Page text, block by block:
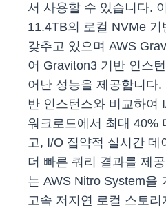
서 사용할 수 있습니다.
11.4TB의 로컬 NVMe
갖추고 있으며 AWS
어 Graviton3 기반 인스
어난 성능을 제공합니다.
반 인스턴스와 비교하여
워크로드에서 최대 40%
고, I/O 집약적 실시간
더 빠른 쿼리 결과를 제
는 AWS Nitro System을
고속 저지연 로컬 스토리